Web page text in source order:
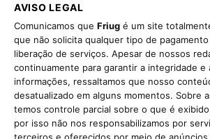
AVISO LEGAL
Comunicamos que Friug é um site
que não solicita qualquer tipo de
liberação de serviços. Apesar de nossos
continuamente para garantir a integridade e
informações, ressaltamos que nosso
desatualizado em alguns momentos. Sobre
temos controle parcial sobre o que é
por isso não nos responsabilizamos por